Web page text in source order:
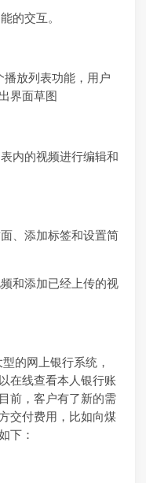
的交互。
播放列表功能，用户
界面草图
内的视频进行编辑和
、添加标签和设置简
和添加已经上传的视
的网上银行系统，
在线查看本人银行账
前，客户有了新的需
交付费用，比如向煤
下：